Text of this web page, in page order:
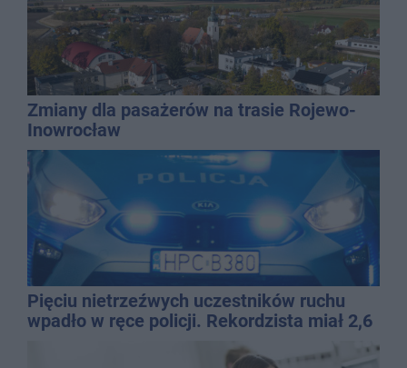
Zmiany dla pasażerów na trasie Rojewo-
Inowrocław
Pięciu nietrzeźwych uczestników ruchu
wpadło w ręce policji. Rekordzista miał 2,6